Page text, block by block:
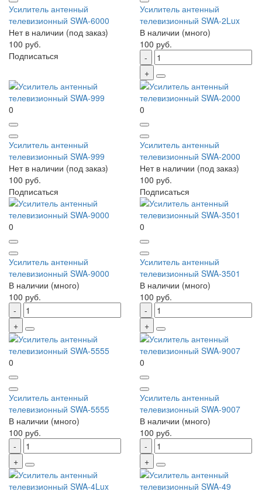
Усилитель антенный
телевизионный SWA-6000
Нет в наличии (под заказ)
100 руб.
Подписаться
Усилитель антенный
телевизионный SWA-2Lux
В наличии (много)
100 руб.
0
Усилитель антенный
телевизионный SWA-999
Нет в наличии (под заказ)
100 руб.
Подписаться
0
Усилитель антенный
телевизионный SWA-2000
Нет в наличии (под заказ)
100 руб.
Подписаться
0
Усилитель антенный
телевизионный SWA-9000
В наличии (много)
100 руб.
0
Усилитель антенный
телевизионный SWA-3501
В наличии (много)
100 руб.
0
Усилитель антенный
телевизионный SWA-5555
В наличии (много)
100 руб.
0
Усилитель антенный
телевизионный SWA-9007
В наличии (много)
100 руб.